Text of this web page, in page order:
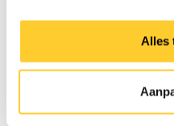
Alles
je €25 ter beschikking
vaak zelfs in het land
help je iemand vooruit,
kost.